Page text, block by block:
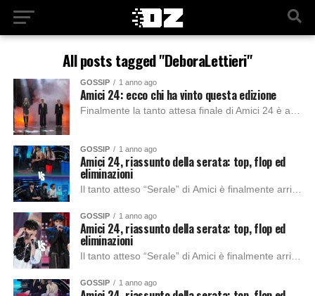
All posts tagged "DeboraLettieri"
GOSSIP 1 anno ago
Amici 24: ecco chi ha vinto questa edizione
GOSSIP 1 anno ago
Amici 24, riassunto della serata: top, flop ed
eliminazioni
GOSSIP 1 anno ago
Amici 24, riassunto della serata: top, flop ed
eliminazioni
GOSSIP 1 anno ago